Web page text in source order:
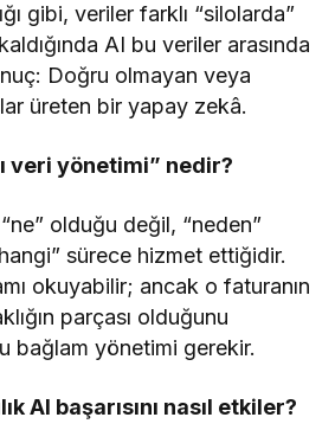
gibi, veriler farklı “silolarda”
AI bu veriler arasında
Doğru olmayan veya
üreten bir yapay zekâ.
veri yönetimi” nedir?
olduğu değil, “neden”
sürece hizmet ettiğidir.
okuyabilir; ancak o faturanın
parçası olduğunu
bağlam yönetimi gerekir.
AI başarısını nasıl etkiler?